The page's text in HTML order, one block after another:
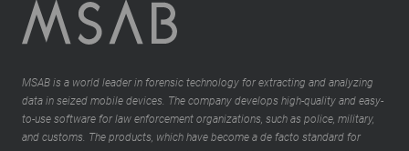
MSAB is a world leader in forensic technology for extracting and analyzing
data in seized mobile devices. The company develops high-quality and easy-
to-use software for law enforcement organizations, such as police, military,
and customs. The products, which have become a de facto standard for